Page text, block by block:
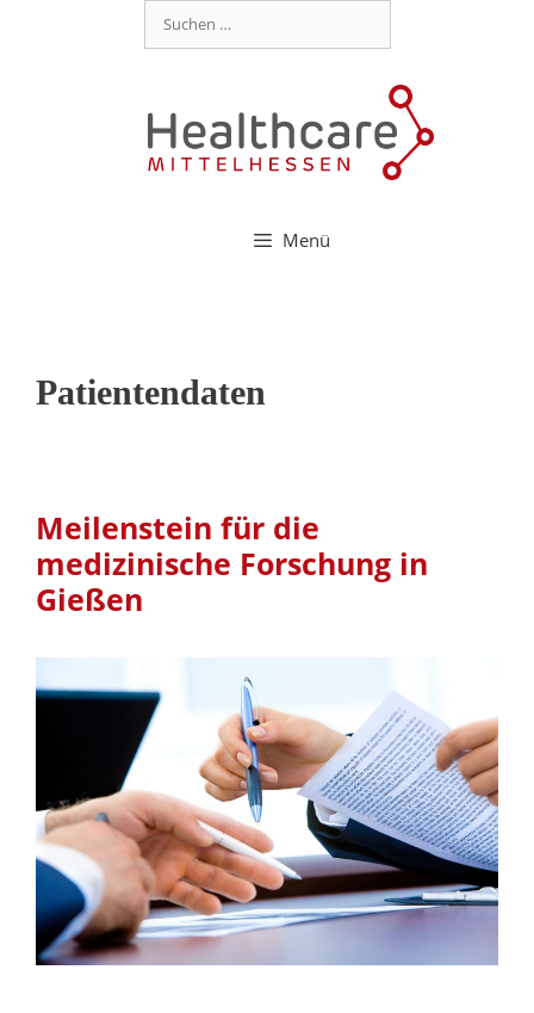
Menü
Patientendaten
Meilenstein für die
medizinische Forschung in
Gießen